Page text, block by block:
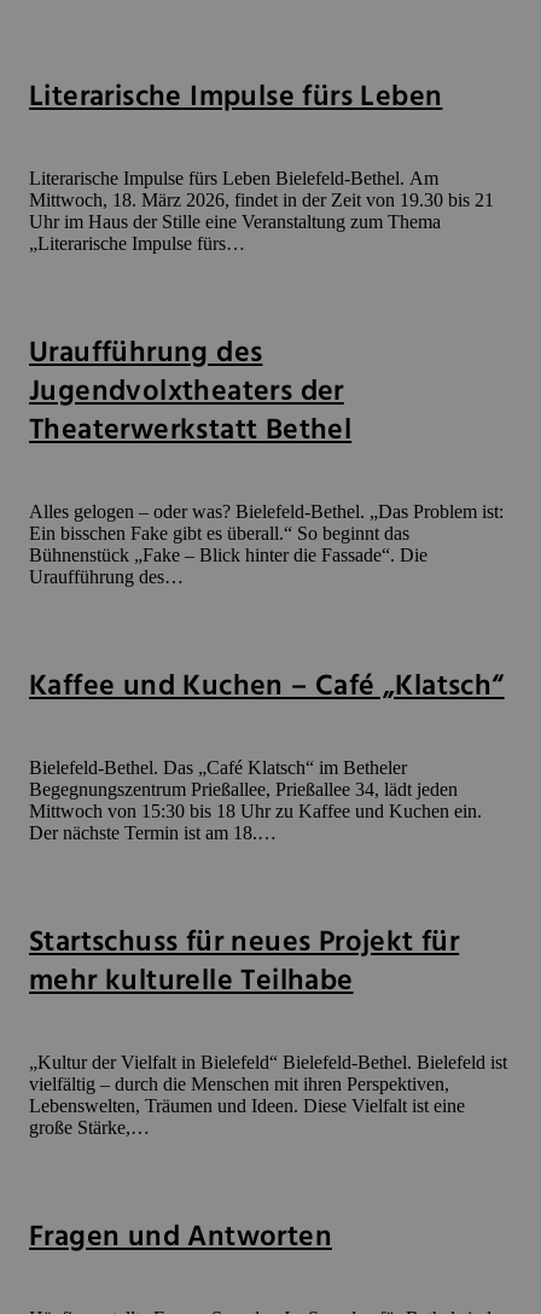
Literarische Impulse fürs Leben
Literarische Impulse fürs Leben Bielefeld-Bethel. Am
Mittwoch, 18. März 2026, findet in der Zeit von 19.30 bis 21
Uhr im Haus der Stille eine Veranstaltung zum Thema
„Literarische Impulse fürs…
Uraufführung des
Jugendvolxtheaters der
Theaterwerkstatt Bethel
Alles gelogen – oder was? Bielefeld-Bethel. „Das Problem ist:
Ein bisschen Fake gibt es überall.“ So beginnt das
Bühnenstück „Fake – Blick hinter die Fassade“. Die
Uraufführung des…
Kaffee und Kuchen – Café „Klatsch“
Bielefeld-Bethel. Das „Café Klatsch“ im Betheler
Begegnungszentrum Prießallee, Prießallee 34, lädt jeden
Mittwoch von 15:30 bis 18 Uhr zu Kaffee und Kuchen ein.
Der nächste Termin ist am 18.…
Startschuss für neues Projekt für
mehr kulturelle Teilhabe
„Kultur der Vielfalt in Bielefeld“ Bielefeld-Bethel. Bielefeld ist
vielfältig – durch die Menschen mit ihren Perspektiven,
Lebenswelten, Träumen und Ideen. Diese Vielfalt ist eine
große Stärke,…
Fragen und Antworten